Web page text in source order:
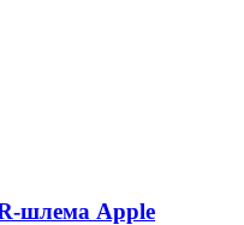
шлема Apple